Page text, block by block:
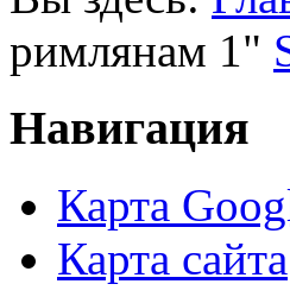
римлянам 1"
Навигация
Карта
Карта сайта